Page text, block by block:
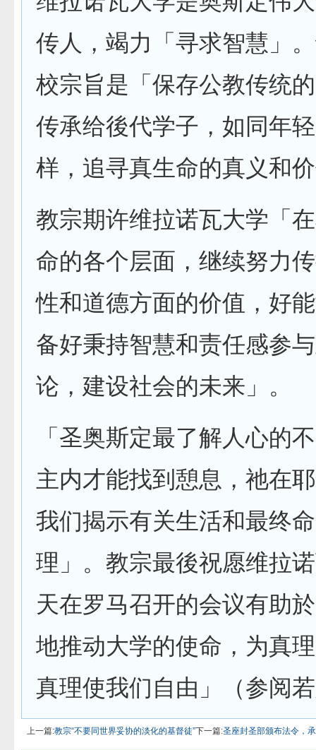
传人，竭力「寻求智慧」
校宗旨是「保存公教传统
传承给後代学子，如同年
样，追寻真生命的真义和
教宗期许维拉诺瓦大学「
命的各个层面，继续努力
性和道德方面的价值，好
备好秉持智慧和责任感参
论，建设社会的未来」。
「圣奥斯定最了解人心的
主内才能找到憩息，祂在
我们揭示有关生活和最终
理」。教宗最後祝愿维拉
天在罗马召开的会议有助
地推动大学的使命，为真
真理使我们自由」（参阅
上一篇:教宗“不要同世界妥协的淡化的基督徒”下一篇:圣座封圣部颁布法令，